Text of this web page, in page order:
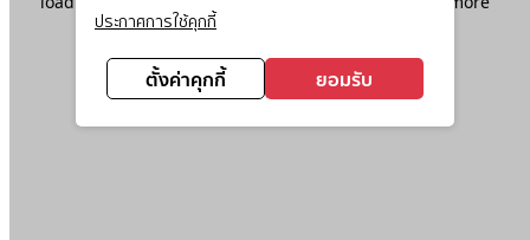
ประกาศการใช้คุกกี้
ตั้งค่าคุกกี้ ยอมรับ
information).